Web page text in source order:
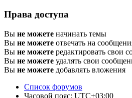
Права доступа
Вы не можете начинать темы
Вы не можете отвечать на
Вы не можете редактировать свои
Вы не можете удалять свои
Вы не можете добавлять вложения
Список форумов
Часовой пояс: UTC+03:00